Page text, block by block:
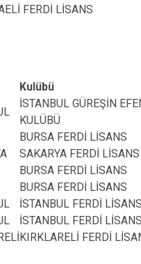
FERDİ LİSANS
Kulübü
İSTANBUL GÜREŞİN
KULÜBÜ
BURSA FERDİ LİSANS
SAKARYA FERDİ LİSANS
BURSA FERDİ LİSANS
BURSA FERDİ LİSANS
İSTANBUL FERDİ LİSANS
İSTANBUL FERDİ LİSANS
KIRKLARELİ FERDİ